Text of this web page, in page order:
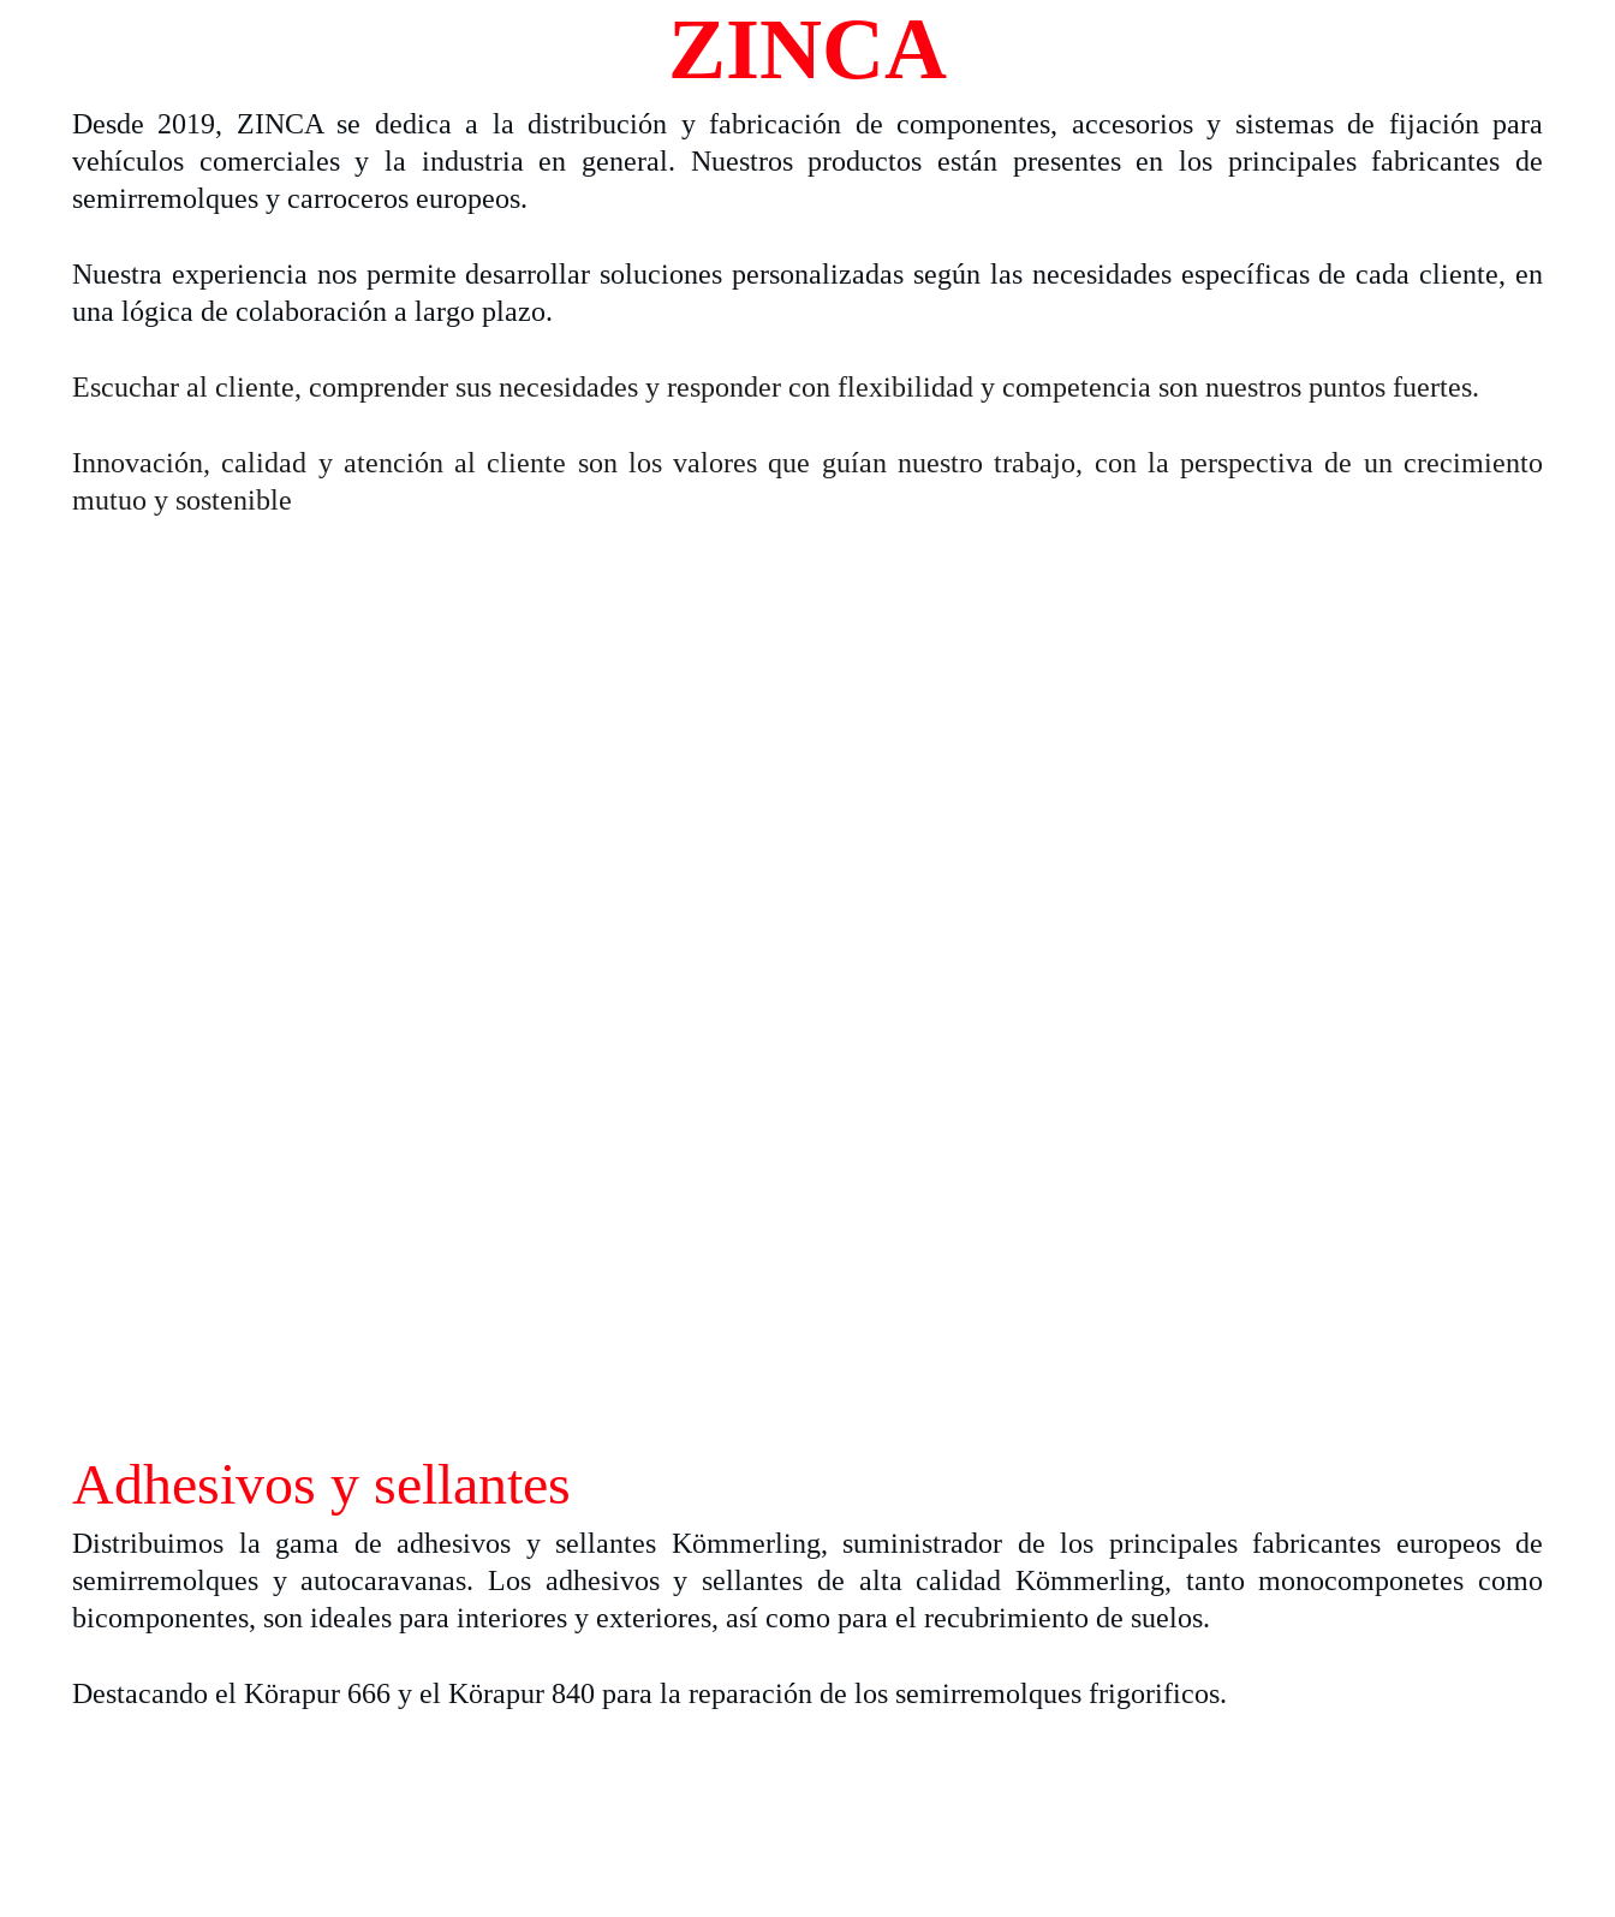
ZINCA
Desde 2019, ZINCA se dedica a la distribución y fabricación de componentes, accesorios y sistemas de fijación para
vehículos comerciales y la industria en general. Nuestros productos están presentes en los principales fabricantes de
semirremolques y carroceros europeos.
Nuestra experiencia nos permite desarrollar soluciones personalizadas según las necesidades específicas de cada cliente, en
una lógica de colaboración a largo plazo.
Escuchar al cliente, comprender sus necesidades y responder con flexibilidad y competencia son nuestros puntos fuertes.
Innovación, calidad y atención al cliente son los valores que guían nuestro trabajo, con la perspectiva de un crecimiento
mutuo y sostenible
Adhesivos y sellantes
Distribuimos la gama de adhesivos y sellantes Kömmerling, suministrador de los principales fabricantes europeos de
semirremolques y autocaravanas. Los adhesivos y sellantes de alta calidad Kömmerling, tanto monocomponetes como
bicomponentes, son ideales para interiores y exteriores, así como para el recubrimiento de suelos.
Destacando el Körapur 666 y el Körapur 840 para la reparación de los semirremolques frigorificos.